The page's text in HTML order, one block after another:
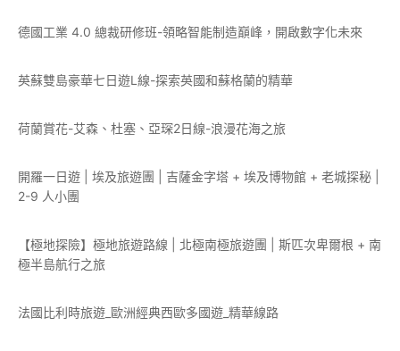
德國工業 4.0 總裁研修班-領略智能制造巔峰，開啟數字化未來
英蘇雙島豪華七日遊L線-探索英國和蘇格蘭的精華
荷蘭賞花-艾森、杜塞、亞琛2日線-浪漫花海之旅
開羅一日遊 | 埃及旅遊團 | 吉薩金字塔 + 埃及博物館 + 老城探秘 |
2-9 人小團
【極地探險】極地旅遊路線 | 北極南極旅遊團 | 斯匹次卑爾根 + 南
極半島航行之旅
法國比利時旅遊_歐洲經典西歐多國遊_精華線路